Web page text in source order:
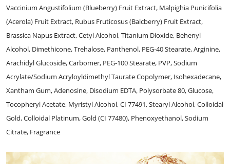
Vaccinium Angustifolium (Blueberry) Fruit Extract, Malpighia Punicifolia
(Acerola) Fruit Extract, Rubus Fruticosus (Balcberry) Fruit Extract,
Brassica Napus Extract, Cetyl Alcohol, Titanium Dioxide, Behenyl
Alcohol, Dimethicone, Trehalose, Panthenol, PEG-40 Stearate, Arginine,
Arachidyl Glucoside, Carbomer, PEG-100 Stearate, PVP, Sodium
Acrylate/Sodium Acryloyldimethyl Taurate Copolymer, Isohexadecane,
Xantham Gum, Adenosine, Disodium EDTA, Polysorbate 80, Glucose,
Tocopheryl Acetate, Myristyl Alcohol, CI 77491, Stearyl Alcohol, Colloidal
Gold, Colloidal Platinum, Gold (CI 77480), Phenoxyethanol, Sodium
Citrate, Fragrance